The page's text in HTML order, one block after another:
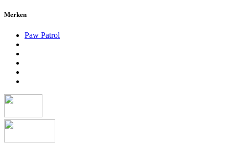
Merken
Paw Patrol